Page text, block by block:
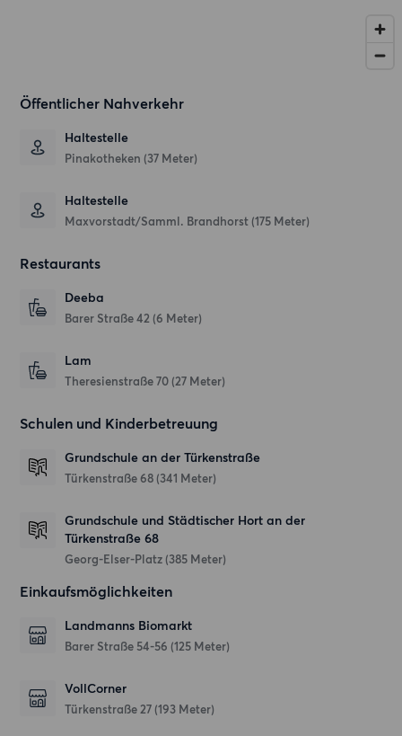
Öffentlicher Nahverkehr
Haltestelle
Pinakotheken (37 Meter)
Haltestelle
Maxvorstadt/Samml. Brandhorst (175 Meter)
Restaurants
Deeba
Barer Straße 42 (6 Meter)
Lam
Theresienstraße 70 (27 Meter)
Schulen und Kinderbetreuung
Grundschule an der Türkenstraße
Türkenstraße 68 (341 Meter)
Grundschule und Städtischer Hort an der
Türkenstraße 68
Georg-Elser-Platz (385 Meter)
Einkaufsmöglichkeiten
Landmanns Biomarkt
Barer Straße 54-56 (125 Meter)
VollCorner
Türkenstraße 27 (193 Meter)